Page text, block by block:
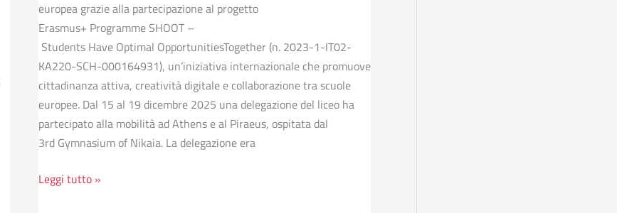
europea grazie alla partecipazione al progetto
Erasmus+ Programme SHOOT –
Students Have Optimal OpportunitiesTogether (n. 2023-1-IT02-
KA220-SCH-000164931), un’iniziativa internazionale che promuove
cittadinanza attiva, creatività digitale e collaborazione tra scuole
europee. Dal 15 al 19 dicembre 2025 una delegazione del liceo ha
partecipato alla mobilità ad Athens e al Piraeus, ospitata dal
3rd Gymnasium of Nikaia. La delegazione era
Leggi tutto »